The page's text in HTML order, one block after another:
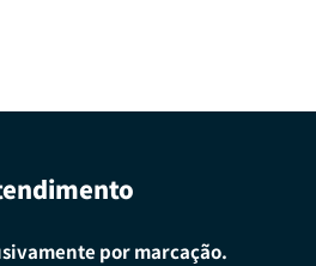
por marcação.